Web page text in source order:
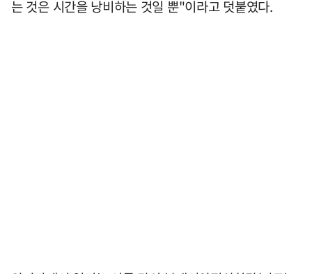
는 것은 시간을 낭비하는 것일 뿐"이라고 덧붙였다.